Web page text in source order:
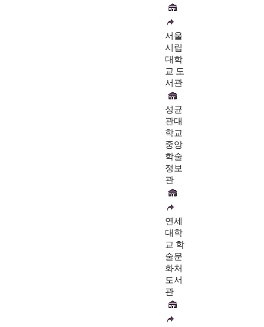
서울
시립
대학
교 도
서관
성균
관대
학교
중앙
학술
정보
관
연세
대학
교 학
술문
화처
도서
관